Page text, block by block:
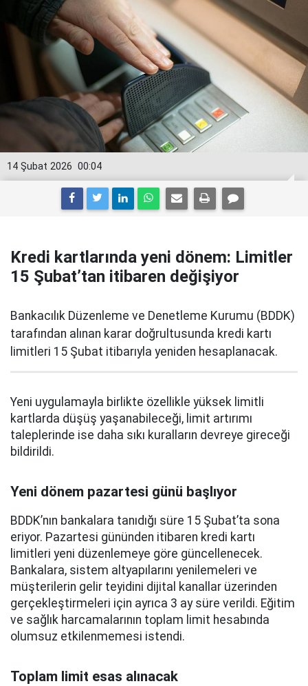
00:04
14 Şubat 2026
Kredi kartlarında yeni dönem: Limitler
15 Şubat’tan itibaren değişiyor
Bankacılık Düzenleme ve Denetleme Kurumu (BDDK)
tarafından alınan karar doğrultusunda kredi kartı
limitleri 15 Şubat itibarıyla yeniden hesaplanacak.
Yeni uygulamayla birlikte özellikle yüksek limitli
kartlarda düşüş yaşanabileceği, limit artırımı
taleplerinde ise daha sıkı kuralların devreye gireceği
bildirildi.
Yeni dönem pazartesi günü başlıyor
BDDK’nın bankalara tanıdığı süre 15 Şubat’ta sona
eriyor. Pazartesi gününden itibaren kredi kartı
limitleri yeni düzenlemeye göre güncellenecek.
Bankalara, sistem altyapılarını yenilemeleri ve
müşterilerin gelir teyidini dijital kanallar üzerinden
gerçekleştirmeleri için ayrıca 3 ay süre verildi. Eğitim
ve sağlık harcamalarının toplam limit hesabında
olumsuz etkilenmemesi istendi.
Toplam limit esas alınacak